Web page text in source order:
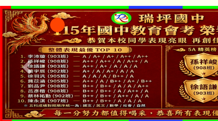
淨零綠生活教案入校路
會
115年食農教育專業人